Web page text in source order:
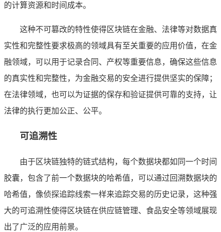
的计算资源和时间成本。
这种不可篡改的特性使得区块链在金融、法律等对数据真
实性和完整性要求极高的领域具有至关重要的应用价值，在金
融领域，可以用于记录合同、产权等重要信息，确保这些信息
的真实性和完整性，为金融交易的安全进行提供坚实的保障；
在法律领域，也可以为证据的保存和验证提供可靠的支持，让
法律的执行更加公正、公平。
可追溯性
由于区块链独特的链式结构，每个数据块都如同一个时间
胶囊，包含了前一个数据块的哈希值，可以通过回溯数据块的
哈希值，像侦探追踪线索一样来追踪交易的历史记录，这种强
大的可追溯性使得区块链在供应链管理、食品安全等领域展现
出了广泛的应用前景。